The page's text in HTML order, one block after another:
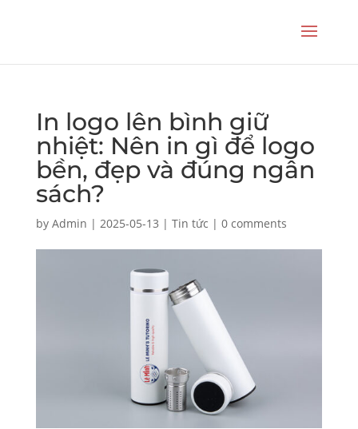
In logo lên bình giữ
nhiệt: Nên in gì để logo
bền, đẹp và đúng ngân
sách?
by Admin | 2025-05-13 | Tin tức | 0 comments